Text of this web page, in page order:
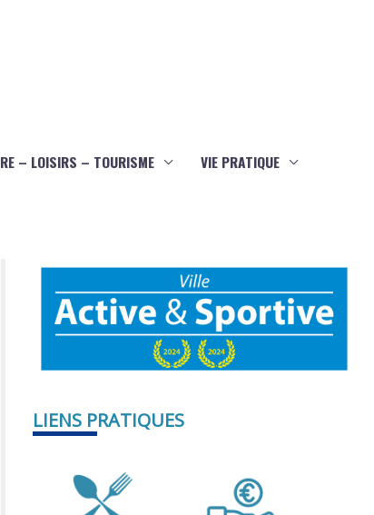
– LOISIRS – TOURISME VIE PRATIQUE
LIENS PRATIQUES